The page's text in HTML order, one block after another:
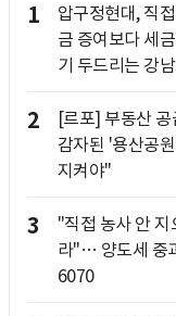
1
압구정현대, 직
금 증여보다 세
기 두드리는 강
2
[르포] 부동산
감자된 '용산공
지켜야"
3
"직접 농사 안
라"… 양도세 중
6070